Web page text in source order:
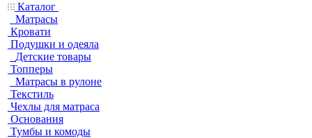
Каталог
Матрасы
Кровати
Подушки и одеяла
Детские товары
Топперы
Матрасы в рулоне
Текстиль
Чехлы для матраса
Основания
Тумбы и комоды